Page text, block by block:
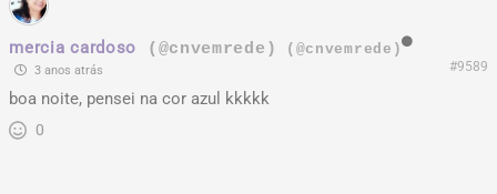
mercia cardoso (@cnvemrede) (@cnvemrede)
3 anos atrás #9589
boa noite, pensei na cor azul kkkkk
0